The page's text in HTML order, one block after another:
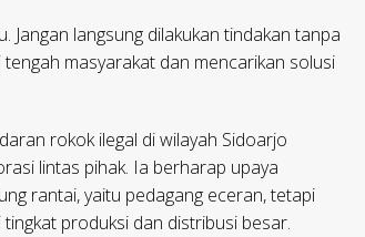
langsung dilakukan tindakan tanpa
masyarakat dan mencarikan solusi
rokok ilegal di wilayah Sidoarjo
lintas pihak. Ia berharap upaya
rantai, yaitu pedagang eceran, tetapi
produksi dan distribusi besar.